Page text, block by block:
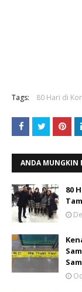
Tags: 80 Hari di
ANDA MUNGKIN
80